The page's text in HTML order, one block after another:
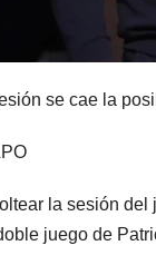
se cae la
la sesión
juego de